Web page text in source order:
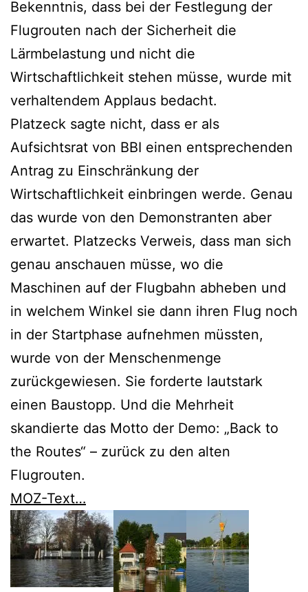
Bekenntnis, dass bei der Festlegung der
Flugrouten nach der Sicherheit die
Lärmbelastung und nicht die
Wirtschaftlichkeit stehen müsse, wurde mit
verhaltendem Applaus bedacht.
Platzeck sagte nicht, dass er als
Aufsichtsrat von BBI einen entsprechenden
Antrag zu Einschränkung der
Wirtschaftlichkeit einbringen werde. Genau
das wurde von den Demonstranten aber
erwartet. Platzecks Verweis, dass man sich
genau anschauen müsse, wo die
Maschinen auf der Flugbahn abheben und
in welchem Winkel sie dann ihren Flug noch
in der Startphase aufnehmen müssten,
wurde von der Menschenmenge
zurückgewiesen. Sie forderte lautstark
einen Baustopp. Und die Mehrheit
skandierte das Motto der Demo: „Back to
the Routes“ – zurück zu den alten
Flugrouten.
MOZ-Text…